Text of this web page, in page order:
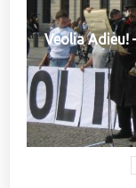
Veolia Adieu!